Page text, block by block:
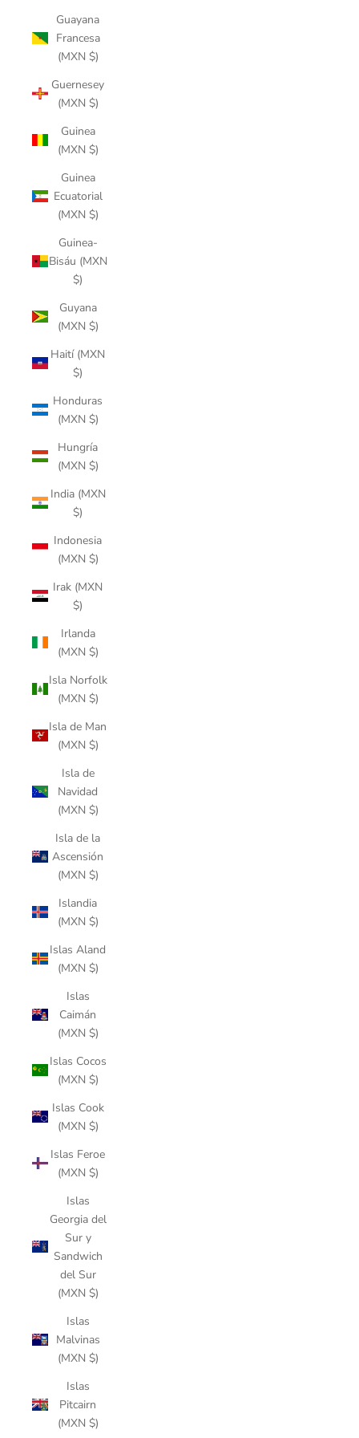
Guayana
Francesa
(MXN $)
Guernesey
(MXN $)
Guinea
(MXN $)
Guinea
Ecuatorial
(MXN $)
Guinea-
Bisáu (MXN
$)
Guyana
(MXN $)
Haití (MXN
$)
Honduras
(MXN $)
Hungría
(MXN $)
India (MXN
$)
Indonesia
(MXN $)
Irak (MXN
$)
Irlanda
(MXN $)
Isla Norfolk
(MXN $)
Isla de Man
(MXN $)
Isla de
Navidad
(MXN $)
Isla de la
Ascensión
(MXN $)
Islandia
(MXN $)
Islas Aland
(MXN $)
Islas
Caimán
(MXN $)
Islas Cocos
(MXN $)
Islas Cook
(MXN $)
Islas Feroe
(MXN $)
Islas
Georgia del
Sur y
Sandwich
del Sur
(MXN $)
Islas
Malvinas
(MXN $)
Islas
Pitcairn
(MXN $)